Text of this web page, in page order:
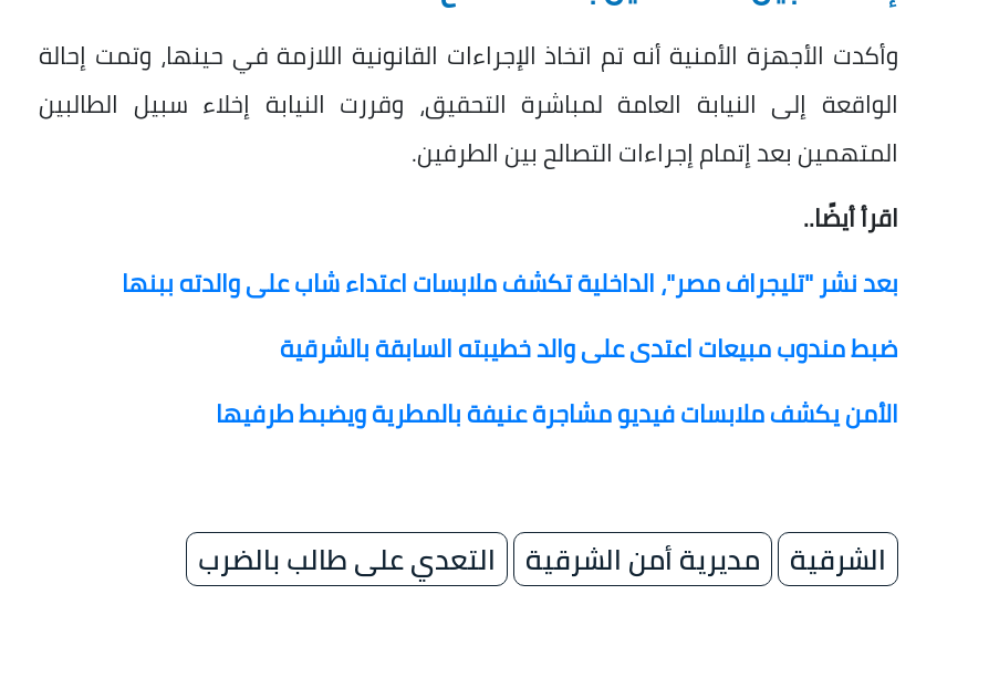
وأكدت الأجهزة الأمنية أنه تم اتخاذ الإجراءات القانونية اللازمة في حينها، وتمت إحالة
الواقعة إلى النيابة العامة لمباشرة التحقيق، وقررت النيابة إخلاء سبيل الطالبين
المتهمين بعد إتمام إجراءات التصالح بين الطرفين.
اقرأ أيضًا..
بعد نشر "تليجراف مصر"، الداخلية تكشف ملابسات اعتداء شاب على والدته ببنها
ضبط مندوب مبيعات اعتدى على والد خطيبته السابقة بالشرقية
الأمن يكشف ملابسات فيديو مشاجرة عنيفة بالمطرية ويضبط طرفيها
الشرقية مديرية أمن الشرقية التعدي على طالب بالضرب